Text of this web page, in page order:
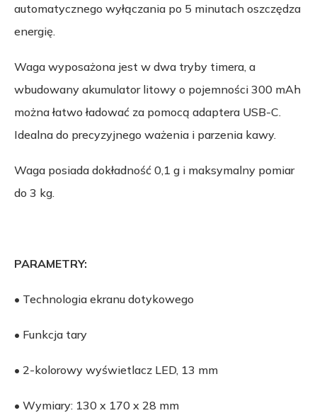
automatycznego wyłączania po 5 minutach oszczędza
energię.
Waga wyposażona jest w dwa tryby timera, a
wbudowany akumulator litowy o pojemności 300 mAh
można łatwo ładować za pomocą adaptera USB-C.
Idealna do precyzyjnego ważenia i parzenia kawy.
Waga posiada dokładność 0,1 g i maksymalny pomiar
do 3 kg.
PARAMETRY:
• Technologia ekranu dotykowego
• Funkcja tary
• 2-kolorowy wyświetlacz LED, 13 mm
• Wymiary: 130 x 170 x 28 mm